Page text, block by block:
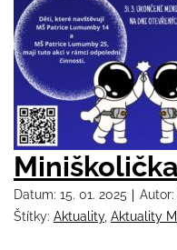
Miniškolička
Datum: 15. 01. 2025 Autor:
Štítky: Aktuality, Aktuality